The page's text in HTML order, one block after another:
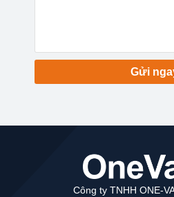
Gửi
Công ty TNHH ONE-